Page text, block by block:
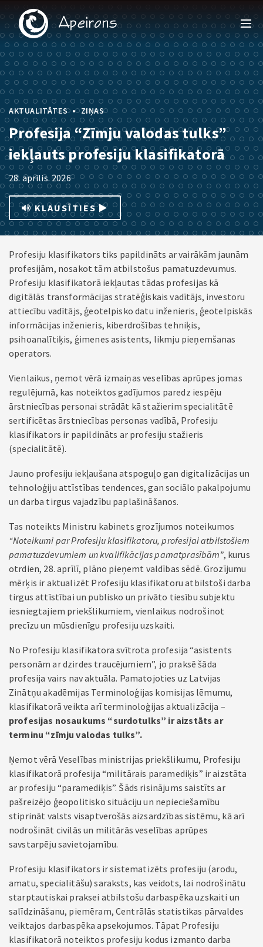
AKTUALITĀTES • ZIŅAS
Profesija “Zīmju valodas tulks”
iekļauts profesiju klasifikatorā
28. aprīlis. 2026
KLAUSĪTIES
Profesiju klasifikators tiks papildināts ar vairākām jaunām
profesijām, nosakot tām atbilstošus pamatuzdevumus.
Profesiju klasifikatorā iekļautas tādas profesijas kā
digitālās transformācijas stratēģiskais vadītājs, investoru
attiecību vadītājs, ģeotelpisko datu inženieris, ģeotelpiskās
informācijas inženieris, kiberdrošības tehniķis,
psihoanalītiķis, ģimenes asistents, likmju pieņemšanas
operators.
Vienlaikus, ņemot vērā izmaiņas veselības aprūpes jomas
regulējumā, kas noteiktos gadījumos paredz iespēju
ārstniecības personai strādāt kā stažierim specialitātē
sertificētas ārstniecības personas vadībā, Profesiju
klasifikators ir papildināts ar profesiju stažieris
(specialitātē).
Jauno profesiju iekļaušana atspoguļo gan digitalizācijas un
tehnoloģiju attīstības tendences, gan sociālo pakalpojumu
un darba tirgus vajadzību paplašināšanos.
Tas noteikts Ministru kabinets grozījumos noteikumos
“Noteikumi par Profesiju klasifikatoru, profesijai atbilstošiem
pamatuzdevumiem un kvalifikācijas pamatprasībām”, kurus
otrdien, 28. aprīlī, plāno pieņemt valdības sēdē. Grozījumu
mērķis ir aktualizēt Profesiju klasifikatoru atbilstoši darba
tirgus attīstībai un publisko un privāto tiesību subjektu
iesniegtajiem priekšlikumiem, vienlaikus nodrošinot
precīzu un mūsdienīgu profesiju uzskaiti.
No Profesiju klasifikatora svītrota profesija “asistents
personām ar dzirdes traucējumiem”, jo praksē šāda
profesija vairs nav aktuāla. Pamatojoties uz Latvijas
Zinātņu akadēmijas Terminoloģijas komisijas lēmumu,
klasifikatorā veikta arī terminoloģijas aktualizācija –
profesijas nosaukums “surdotulks” ir aizstāts ar
terminu “zīmju valodas tulks”.
Ņemot vērā Veselības ministrijas priekšlikumu, Profesiju
klasifikatorā profesija “militārais paramediķis” ir aizstāta
ar profesiju “paramediķis”. Šāds risinājums saistīts ar
pašreizējo ģeopolitisko situāciju un nepieciešamību
stiprināt valsts visaptverošās aizsardzības sistēmu, kā arī
nodrošināt civilās un militārās veselības aprūpes
savstarpēju savietojamību.
Profesiju klasifikators ir sistematizēts profesiju (arodu,
amatu, specialitāšu) saraksts, kas veidots, lai nodrošinātu
starptautiskai praksei atbilstošu darbaspēka uzskaiti un
salīdzināšanu, piemēram, Centrālās statistikas pārvaldes
veiktajos darbaspēka apsekojumos. Tāpat Profesiju
klasifikatorā noteiktos profesiju kodus izmanto darba